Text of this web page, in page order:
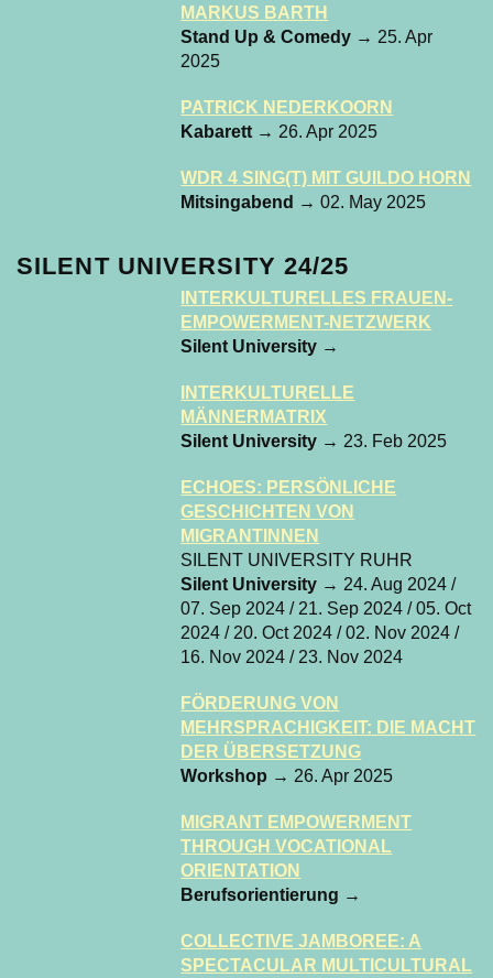
MARKUS BARTH
Stand Up & Comedy → 25. Apr
2025
PATRICK NEDERKOORN
Kabarett → 26. Apr 2025
WDR 4 SING(T) MIT GUILDO HORN
Mitsingabend → 02. May 2025
SILENT UNIVERSITY 24/25
INTERKULTURELLES FRAUEN-
EMPOWERMENT-NETZWERK
Silent University →
INTERKULTURELLE
MÄNNERMATRIX
Silent University → 23. Feb 2025
ECHOES: PERSÖNLICHE
GESCHICHTEN VON
MIGRANTINNEN
SILENT UNIVERSITY RUHR
Silent University → 24. Aug 2024 /
07. Sep 2024 / 21. Sep 2024 / 05. Oct
2024 / 20. Oct 2024 / 02. Nov 2024 /
16. Nov 2024 / 23. Nov 2024
FÖRDERUNG VON
MEHRSPRACHIGKEIT: DIE MACHT
DER ÜBERSETZUNG
Workshop → 26. Apr 2025
MIGRANT EMPOWERMENT
THROUGH VOCATIONAL
ORIENTATION
Berufsorientierung →
COLLECTIVE JAMBOREE: A
SPECTACULAR MULTICULTURAL